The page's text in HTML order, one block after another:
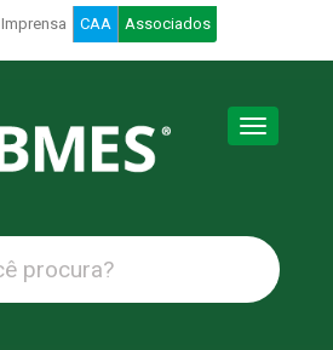
Imprensa CAA Associados
Toggle